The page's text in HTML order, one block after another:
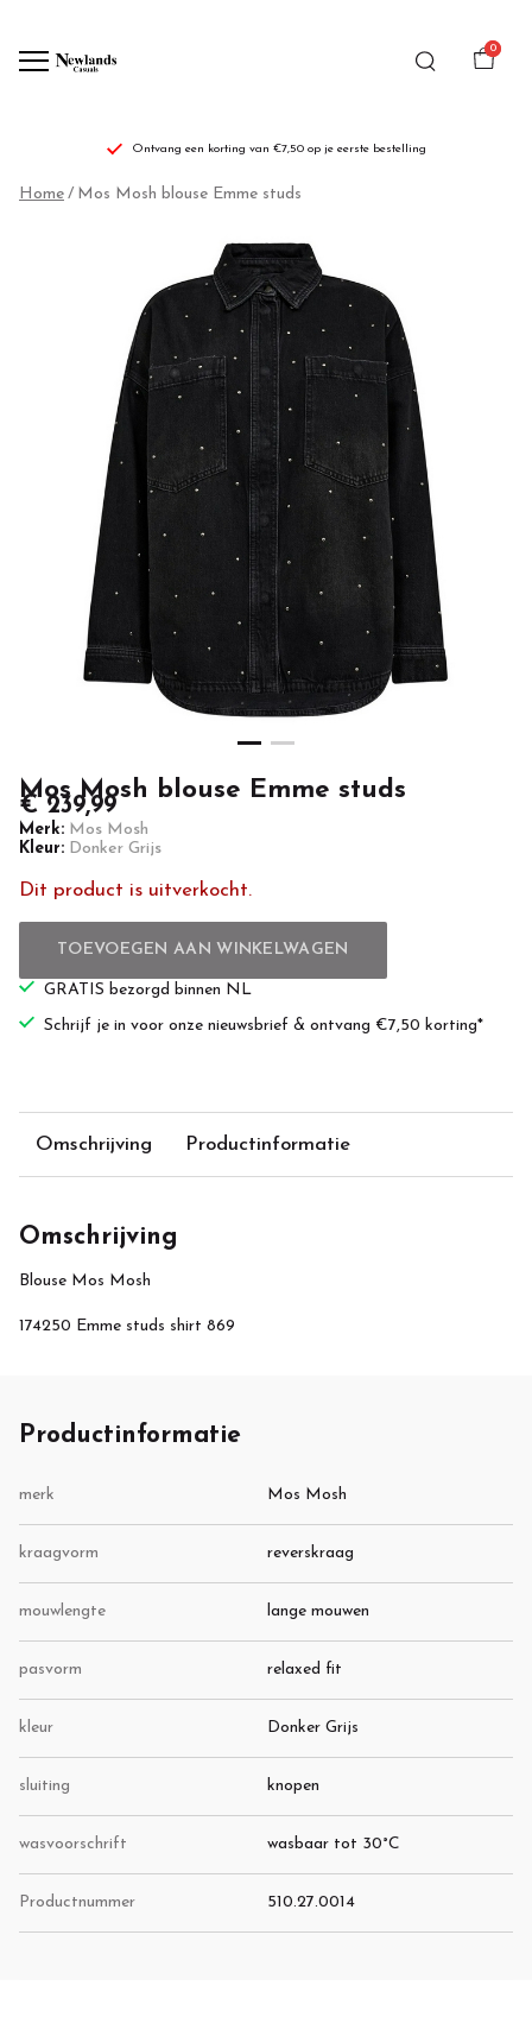
0
Ontvang een korting van €7,50 op je eerste bestelling
Mos
blouse
Emme
studs
Newlands
Casuals
Home Mos Mosh blouse Emme studs
Mos Mosh blouse Emme studs
€ 239,99
Merk: Mos Mosh
Kleur: Donker Grijs
Dit product is uitverkocht.
TOEVOEGEN AAN WINKELWAGEN
GRATIS bezorgd binnen NL
Schrijf je in voor onze nieuwsbrief & ontvang €7,50 korting*
Omschrijving Productinformatie
Omschrijving
Blouse Mos Mosh
174250 Emme studs shirt 869
Productinformatie
merk Mos Mosh
kraagvorm reverskraag
mouwlengte lange mouwen
pasvorm relaxed fit
kleur Donker Grijs
sluiting knopen
wasvoorschrift wasbaar tot 30°C
Productnummer 510.27.0014